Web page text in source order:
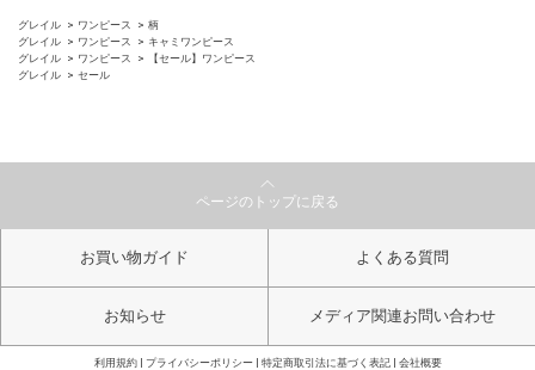
グレイル ワンピース
柄
グレイル
ワンピース
キャミワンピース
グレイル
ワンピース
【セール】ワンピース
グレイル
セール
ページのトップに戻る
お買い物ガイド よくある質問
お知らせ メディア関連お問い合わせ
利用規約 プライバシーポリシー 特定商取引法に基づく表記 会社概要